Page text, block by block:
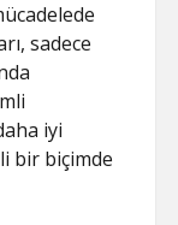
sadece
iyi
bir biçimde